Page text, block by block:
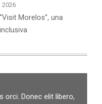
2026
Morelos”, una
orci. Donec elit libero,